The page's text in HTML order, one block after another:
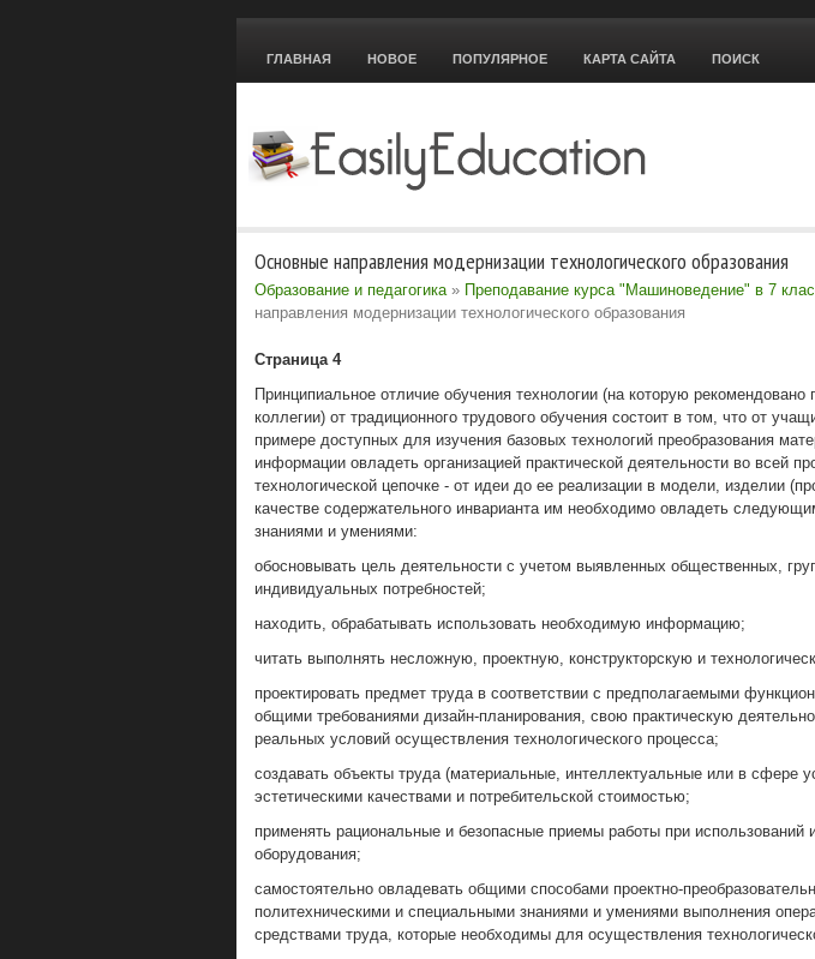
ГЛАВНАЯ НОВОЕ ПОПУЛЯРНОЕ КАРТА САЙТА ПОИСК
Основные направления модернизации технологического образования
Образование и педагогика» Преподавание курса "Машиноведение" в 7
направления модернизации технологического образования
Страница 4
Принципиальное отличие обучения технологии (на которую рекомендовано
коллегии) от традиционного трудового обучения состоит в том, что от
примере доступных для изучения базовых технологий преобразования
информации овладеть организацией практической деятельности во всей
технологической цепочке - от идеи до ее реализации в модели, изделии
качестве содержательного инварианта им необходимо овладеть
знаниями и умениями:
обосновывать цель деятельности с учетом выявленных общественных,
индивидуальных потребностей;
находить, обрабатывать использовать необходимую информацию;
читать выполнять несложную, проектную, конструкторскую и
проектировать предмет труда в соответствии с предполагаемыми
общими требованиями дизайн-планирования, свою практическую
реальных условий осуществления технологического процесса;
создавать объекты труда (материальные, интеллектуальные или в сфере
эстетическими качествами и потребительской стоимостью;
применять рациональные и безопасные приемы работы при использований
оборудования;
самостоятельно овладевать общими способами проектно-
политехническими и специальными знаниями и умениями выполнения
средствами труда, которые необходимы для осуществления